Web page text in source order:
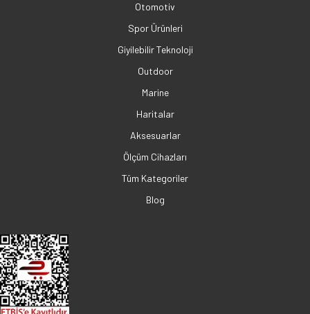
Otomotiv
Spor Ürünleri
Giyilebilir Teknoloji
Outdoor
Marine
Haritalar
Aksesuarlar
Ölçüm Cihazları
Tüm Kategoriler
Blog